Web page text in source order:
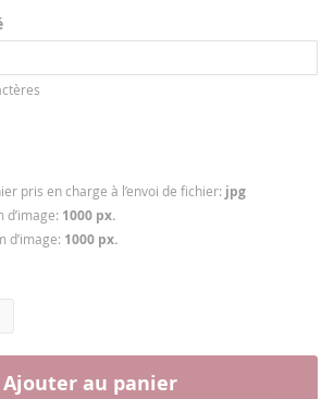
pris en charge à l’envoi de fichier: jpg
1000 px.
d’image: 1000 px.
Ajouter au panier